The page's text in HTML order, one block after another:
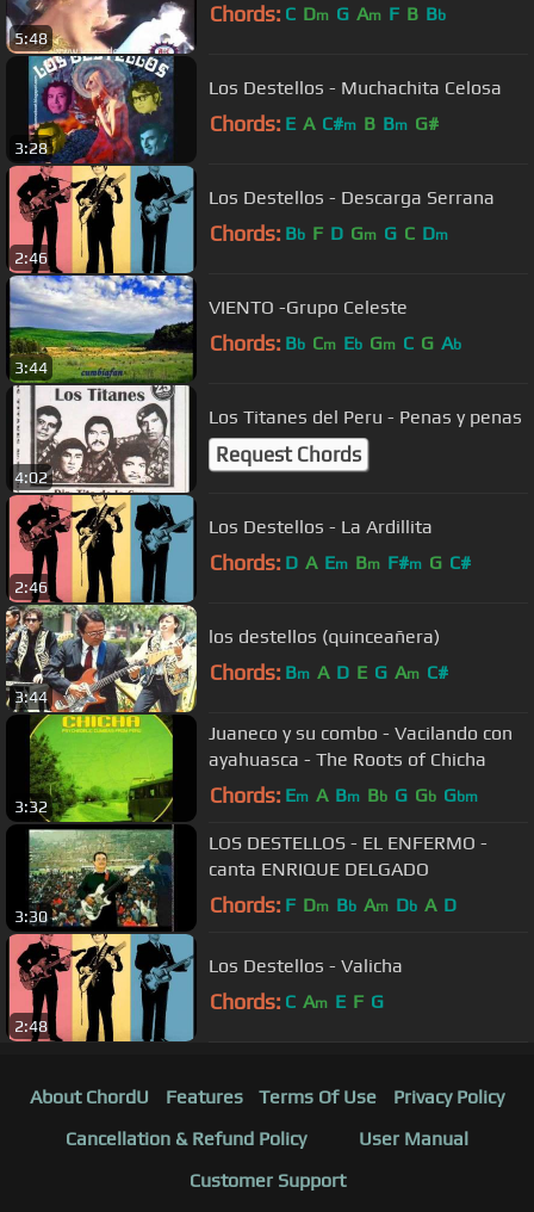
5:48
Chords: C Dm G Am F B Bb
3:28
Los Destellos - Muchachita Celosa
Chords: E A C#m B Bm G#
2:46
Los Destellos - Descarga Serrana
Chords: Bb F D Gm G C Dm
3:44
VIENTO -Grupo Celeste
Chords: Bb Cm Eb Gm C G Ab
4:02
Los Titanes del Peru - Penas y penas
Request Chords
2:46
Los Destellos - La Ardillita
Chords: D A Em Bm F#m G C#
3:44
los destellos (quinceañera)
Chords: Bm A D E G Am C#
3:32
Juaneco y su combo - Vacilando con
ayahuasca - The Roots of Chicha
Chords: Em A Bm Bb G Gb Gbm
3:30
LOS DESTELLOS - EL ENFERMO -
canta ENRIQUE DELGADO
Chords: F Dm Bb Am Db A D
2:48
Los Destellos - Valicha
Chords: C Am E F G
About ChordU Features Terms Of Use
Privacy Policy
Cancellation & Refund Policy
User Manual
Customer Support